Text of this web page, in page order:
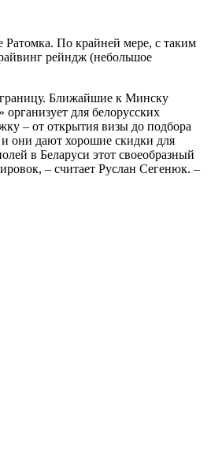
Ратомка. По крайней мере, с таким
рейндж (небольшое
границу. Ближайшие к Минску
для белорусских
– от открытия визы до подбора
они дают хорошие скидки для
в Беларуси этот своеобразный
– считает Руслан Сегенюк. –